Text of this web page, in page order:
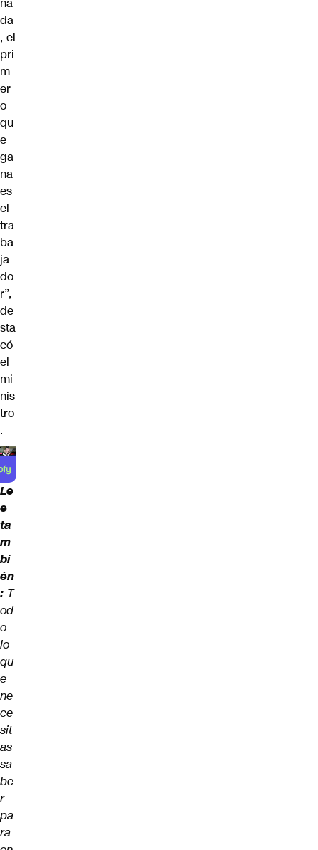
da
, el
pri
m
er
o
qu
e
ga
na
es
el
tra
ba
ja
do
r”,
de
sta
có
el
mi
nis
tro
.
Le
e
ta
m
bi
én
: T
od
o
lo
qu
e
ne
ce
sit
as
sa
be
r
pa
ra